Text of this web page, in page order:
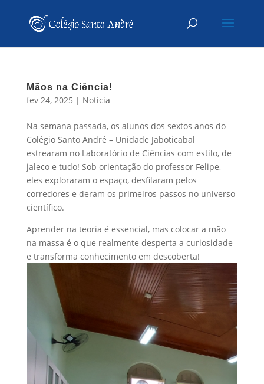
Mãos na Ciência!
fev 24, 2025 | Notícia
Na semana passada, os alunos dos sextos anos do
Colégio Santo André – Unidade Jaboticabal
estrearam no Laboratório de Ciências com estilo, de
jaleco e tudo! Sob orientação do professor Felipe,
eles exploraram o espaço, desfilaram pelos
corredores e deram os primeiros passos no universo
científico.
Aprender na teoria é essencial, mas colocar a mão
na massa é o que realmente desperta a curiosidade
e transforma conhecimento em descoberta!